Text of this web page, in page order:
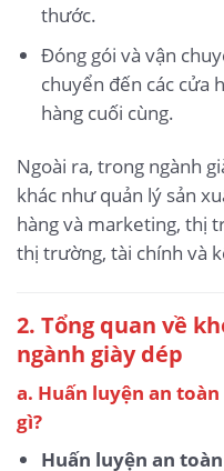
thước.
Đóng gói và vận
chuyển đến các cửa
hàng cuối cùng.
Ngoài ra, trong ngành
khác như quản lý sản
hàng và marketing, thị
thị trường, tài chính và
2. Tổng quan về
ngành giày dép
a. Huấn luyện an
gì?
Huấn luyện an